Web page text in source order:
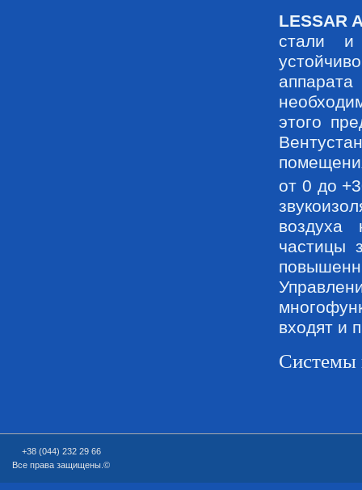
LESSAR
стали и
этого
от 0 до
воздуха
частицы
входят и
Системы
+38 (044) 232 29 66
Все права защищены.©